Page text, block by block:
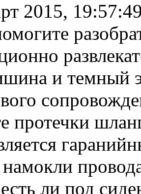
2015,
и темный
протечки
намокли
ли под